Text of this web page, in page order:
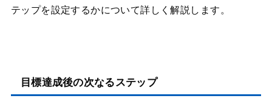
テップを設定するかについて詳しく解説します。
目標達成後の次なるステップ